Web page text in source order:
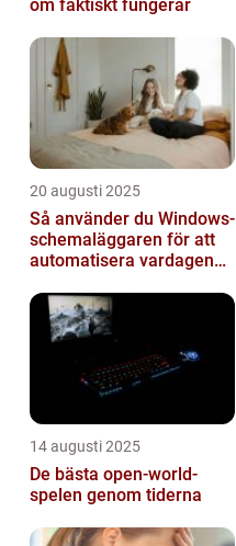
om faktiskt fungerar
20 augusti 2025
Så använder du Windows-
schemaläggaren för att
automatisera vardagen
14 augusti 2025
De bästa open-world-
spelen genom tiderna